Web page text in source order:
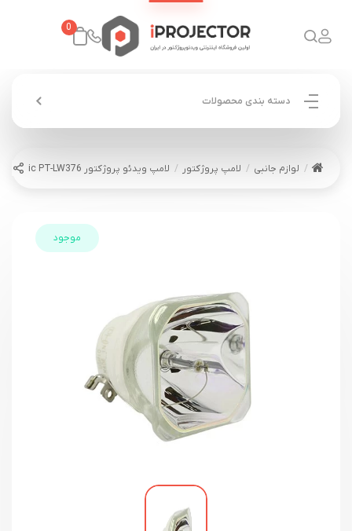
0
دسته بندی محصولات
لوازم جانبی لامپ پروژکتور لامپ ویدئو پروژکتور Panasonic PT-LW376
موجود